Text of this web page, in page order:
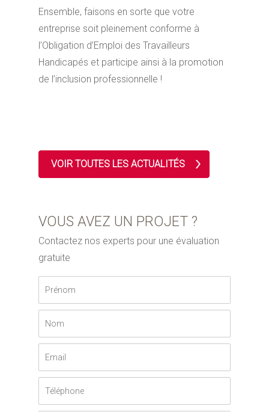
Ensemble, faisons en sorte que votre
entreprise soit pleinement conforme à
l’Obligation d’Emploi des Travailleurs
Handicapés et participe ainsi à la promotion
de l’inclusion professionnelle !
VOIR TOUTES LES ACTUALITÉS
VOUS AVEZ UN PROJET ?
Contactez nos experts pour une évaluation
gratuite